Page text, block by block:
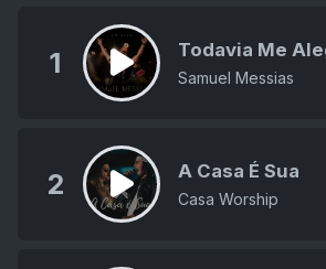
1 Todavia Me
Samuel Messias
2 A Casa É Sua
Casa Worship